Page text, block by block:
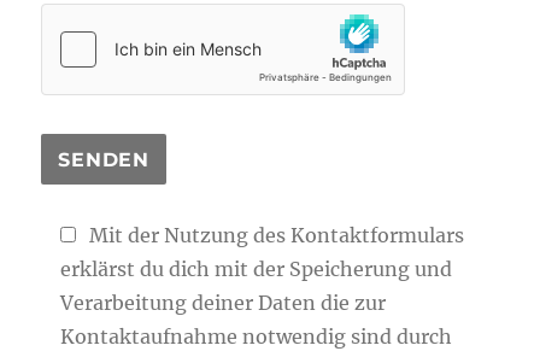
Mit der Nutzung des Kontaktformulars
erklärst du dich mit der Speicherung und
Verarbeitung deiner Daten die zur
Kontaktaufnahme notwendig sind durch